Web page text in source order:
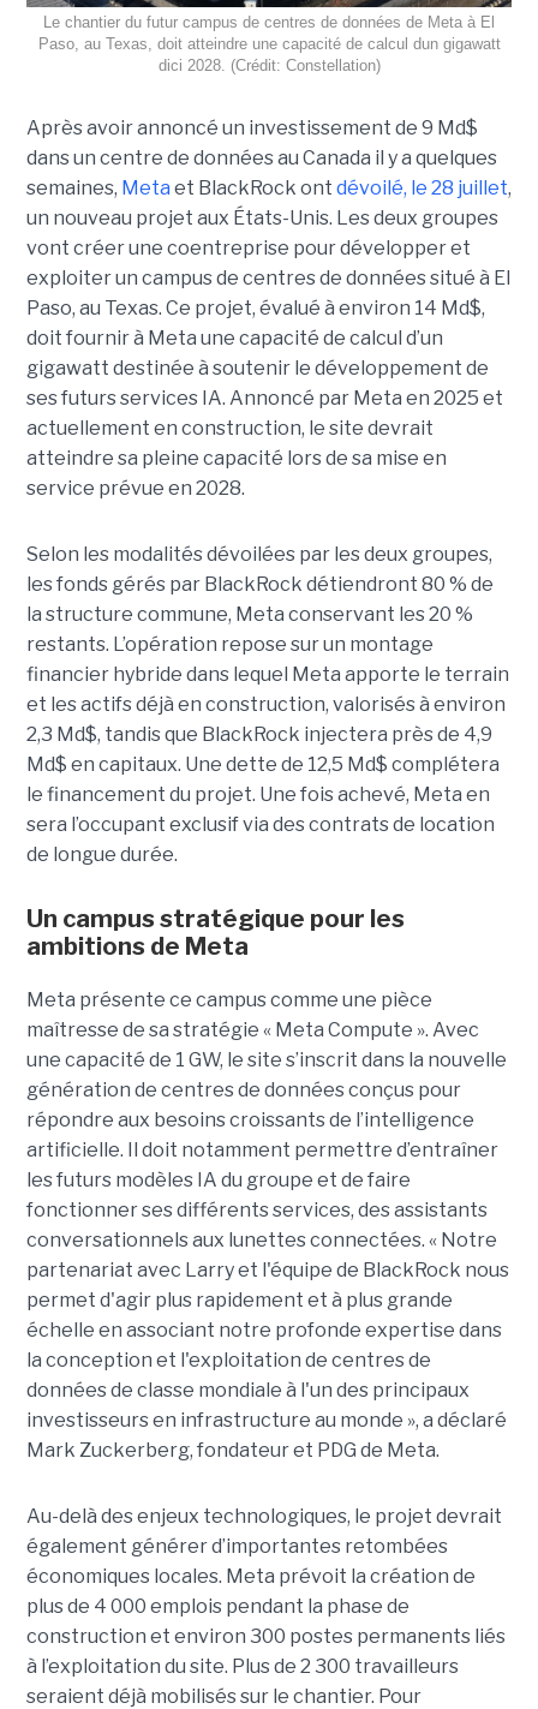
Le chantier du futur campus de centres de données de Meta à El
Paso, au Texas, doit atteindre une capacité de calcul dun gigawatt
dici 2028. (Crédit: Constellation)
Après avoir annoncé un investissement de 9 Md$
dans un centre de données au Canada il y a quelques
semaines, Meta et BlackRock ont dévoilé, le 28 juillet,
un nouveau projet aux États-Unis. Les deux groupes
vont créer une coentreprise pour développer et
exploiter un campus de centres de données situé à El
Paso, au Texas. Ce projet, évalué à environ 14 Md$,
doit fournir à Meta une capacité de calcul d’un
gigawatt destinée à soutenir le développement de
ses futurs services IA. Annoncé par Meta en 2025 et
actuellement en construction, le site devrait
atteindre sa pleine capacité lors de sa mise en
service prévue en 2028.
Selon les modalités dévoilées par les deux groupes,
les fonds gérés par BlackRock détiendront 80 % de
la structure commune, Meta conservant les 20 %
restants. L’opération repose sur un montage
financier hybride dans lequel Meta apporte le terrain
et les actifs déjà en construction, valorisés à environ
2,3 Md$, tandis que BlackRock injectera près de 4,9
Md$ en capitaux. Une dette de 12,5 Md$ complétera
le financement du projet. Une fois achevé, Meta en
sera l’occupant exclusif via des contrats de location
de longue durée.
Un campus stratégique pour les
ambitions de Meta
Meta présente ce campus comme une pièce
maîtresse de sa stratégie « Meta Compute ». Avec
une capacité de 1 GW, le site s’inscrit dans la nouvelle
génération de centres de données conçus pour
répondre aux besoins croissants de l’intelligence
artificielle. Il doit notamment permettre d’entraîner
les futurs modèles IA du groupe et de faire
fonctionner ses différents services, des assistants
conversationnels aux lunettes connectées. « Notre
partenariat avec Larry et l'équipe de BlackRock nous
permet d'agir plus rapidement et à plus grande
échelle en associant notre profonde expertise dans
la conception et l'exploitation de centres de
données de classe mondiale à l'un des principaux
investisseurs en infrastructure au monde », a déclaré
Mark Zuckerberg, fondateur et PDG de Meta.
Au-delà des enjeux technologiques, le projet devrait
également générer d’importantes retombées
économiques locales. Meta prévoit la création de
plus de 4 000 emplois pendant la phase de
construction et environ 300 postes permanents liés
à l’exploitation du site. Plus de 2 300 travailleurs
seraient déjà mobilisés sur le chantier. Pour